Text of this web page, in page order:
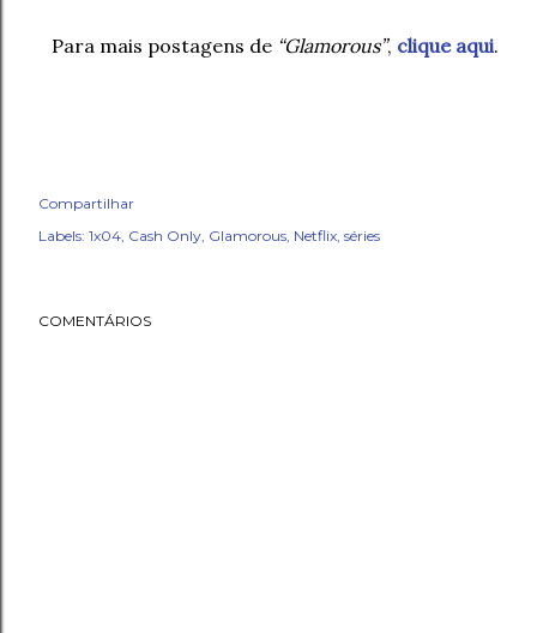
Para mais postagens de “Glamorous”, clique aqui.
Compartilhar
Labels: 1x04 Cash Only Glamorous Netflix séries
COMENTÁRIOS